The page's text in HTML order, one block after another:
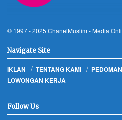
© 1997 - 2025 ChanelMuslim - Media
Navigate Site
IKLAN TENTANG KAMI
LOWONGAN KERJA
Follow Us